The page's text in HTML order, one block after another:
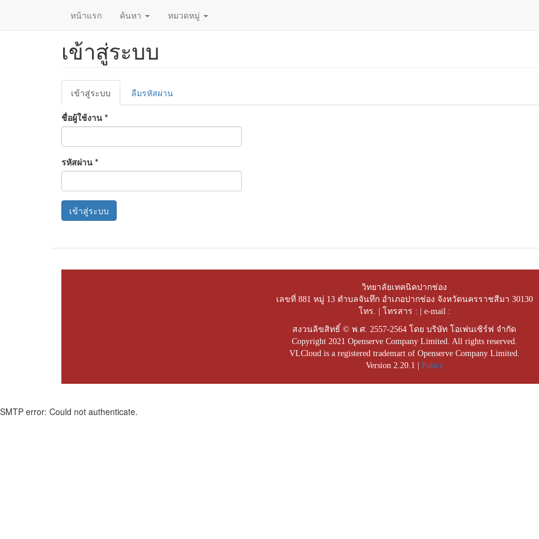
หน้าแรก ค้นหา หมวดหมู่
เข้าสู่ระบบ
Primary
tabs
เข้าสู่ระบบ
ปัจจุบัน)
ลืมรหัสผ่าน
ชื่อผู้ใช้งาน *
รหัสผ่าน *
เข้าสู่ระบบ
วิทยาลัยเทคนิคปากช่อง
เลขที่ 881 หมู่ 13 ตำบลจันทึก อำเภอปากช่อง จังหวัดนครราชสีมา 30130
โทร. | โทรสาร : | e-mail :
สงวนลิขสิทธิ์ © พ.ศ. 2557-2564 โดย บริษัท โอเพ่นเซิร์ฟ จำกัด
Copyright 2021 Openserve Company Limited. All rights reserved.
VLCloud is a registered trademart of Openserve Company Limited.
Version 2.20.1 | Policy
SMTP error: Could not authenticate.